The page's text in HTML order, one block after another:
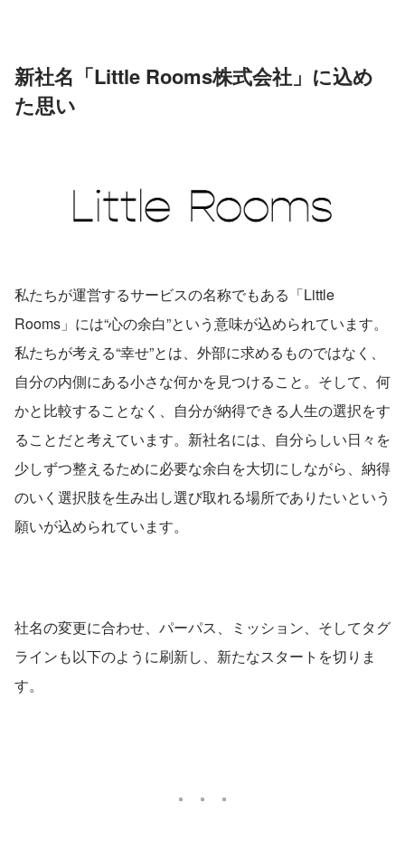
新社名「Little Rooms株式会社」に込め
た思い
私たちが運営するサービスの名称でもある「Little
Rooms」には“心の余白”という意味が込められています。
私たちが考える“幸せ”とは、外部に求めるものではなく、
自分の内側にある小さな何かを見つけること。そして、何
かと比較することなく、自分が納得できる人生の選択をす
ることだと考えています。新社名には、自分らしい日々を
少しずつ整えるために必要な余白を大切にしながら、納得
のいく選択肢を生み出し選び取れる場所でありたいという
願いが込められています。
社名の変更に合わせ、パーパス、ミッション、そしてタグ
ラインも以下のように刷新し、新たなスタートを切りま
す。